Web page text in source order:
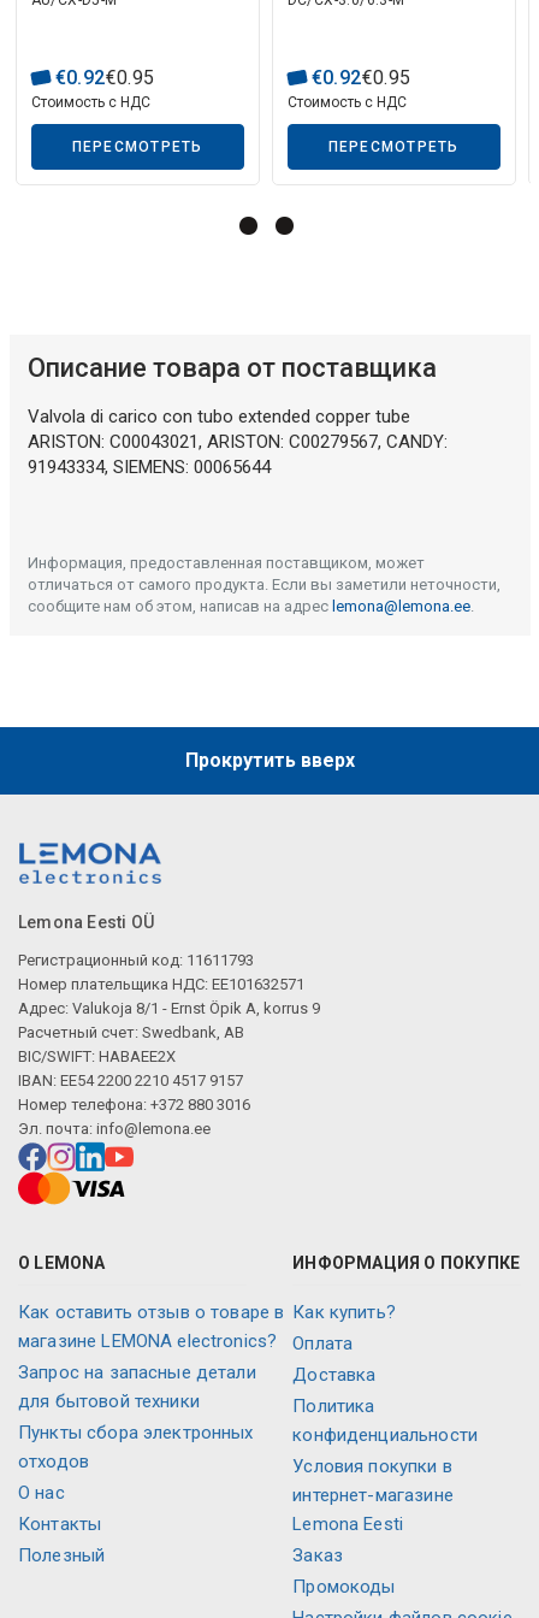
Описание искусственного интеллекта
Описание искусственного интеллекта
€0.92€0.95
Стоимость с НДС
ПЕРЕСМОТРЕТЬ
€0.92€0.95
Стоимость с НДС
ПЕРЕСМОТРЕТЬ
Описание товара от поставщика
Valvola di carico con tubo extended copper tube
ARISTON: C00043021, ARISTON: C00279567, CANDY:
91943334, SIEMENS: 00065644
Информация, предоставленная поставщиком, может
отличаться от самого продукта. Если вы заметили неточности,
сообщите нам об этом, написав на адрес lemona@lemona.ee.
Прокрутить вверх
Lemona Eesti OÜ
Регистрационный код: 11611793
Номер плательщика НДС: EE101632571
Адрес: Valukoja 8/1 - Ernst Öpik A, korrus 9
Расчетный счет: Swedbank, AB
BIC/SWIFT: HABAEE2X
IBAN: EE54 2200 2210 4517 9157
Номер телефона: +372 880 3016
Эл. почта: info@lemona.ee
О LEMONA
Как оставить отзыв о товаре в
магазине LEMONA electronics?
Запрос на запасные детали
для бытовой техники
Пункты сбора электронных
отходов
О нас
Контакты
Полезный
ИНФОРМАЦИЯ О ПОКУПКЕ
Как купить?
Оплата
Доставка
Политика
конфиденциальности
Условия покупки в
интернет-магазине
Lemona Eesti
Заказ
Промокоды